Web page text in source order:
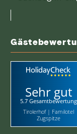
Sehr gut
5.7 Gesamtbewertung
Tirolerhof | Familotel
Zugspitze